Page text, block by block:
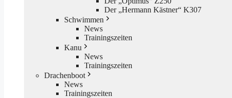
Der „Hermann Kästner“ K307
Schwimmen
News
Trainingszeiten
Kanu
News
Trainingszeiten
Drachenboot
News
Trainingszeiten